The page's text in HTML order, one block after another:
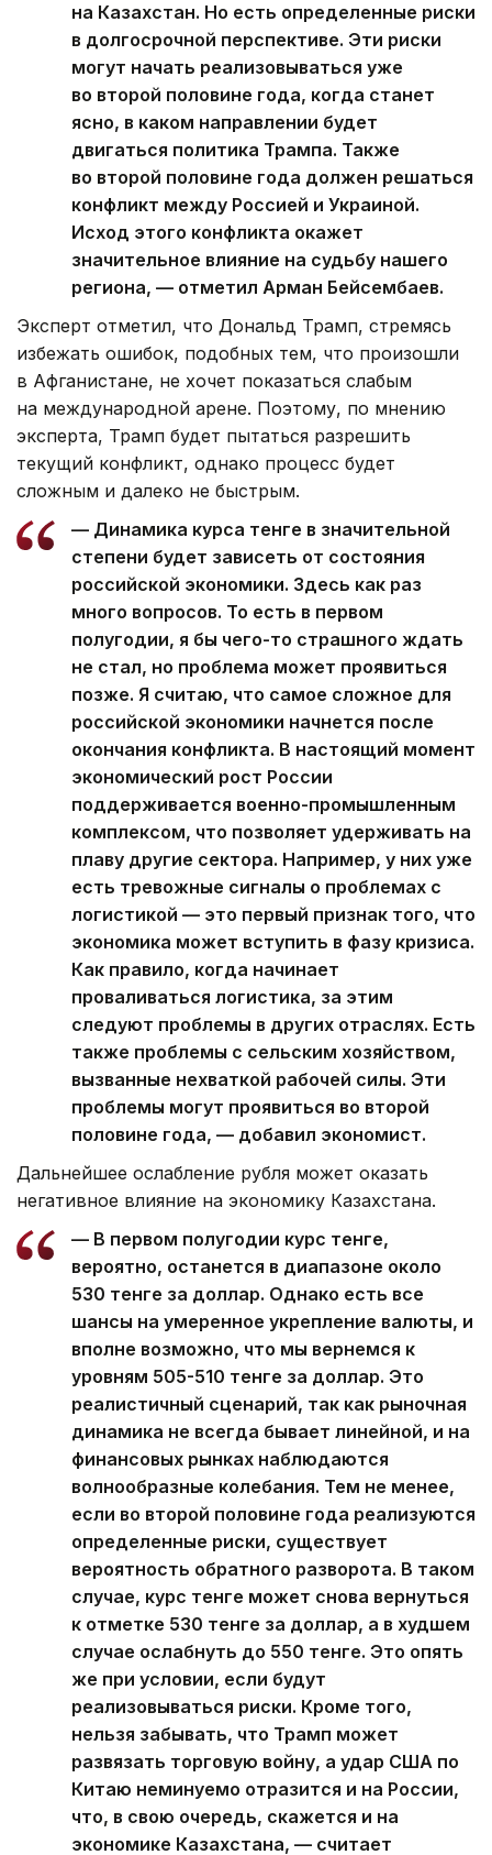
на Казахстан. Но есть определенные риски
в долгосрочной перспективе. Эти риски
могут начать реализовываться уже
во второй половине года, когда станет
ясно, в каком направлении будет
двигаться политика Трампа. Также
во второй половине года должен решаться
конфликт между Россией и Украиной.
Исход этого конфликта окажет
значительное влияние на судьбу нашего
региона, — отметил Арман Бейсембаев.
Эксперт отметил, что Дональд Трамп, стремясь
избежать ошибок, подобных тем, что произошли
в Афганистане, не хочет показаться слабым
на международной арене. Поэтому, по мнению
эксперта, Трамп будет пытаться разрешить
текущий конфликт, однако процесс будет
сложным и далеко не быстрым.
— Динамика курса тенге в значительной
степени будет зависеть от состояния
российской экономики. Здесь как раз
много вопросов. То есть в первом
полугодии, я бы чего-то страшного ждать
не стал, но проблема может проявиться
позже. Я считаю, что самое сложное для
российской экономики начнется после
окончания конфликта. В настоящий момент
экономический рост России
поддерживается военно-промышленным
комплексом, что позволяет удерживать на
плаву другие сектора. Например, у них уже
есть тревожные сигналы о проблемах с
логистикой — это первый признак того, что
экономика может вступить в фазу кризиса.
Как правило, когда начинает
проваливаться логистика, за этим
следуют проблемы в других отраслях. Есть
также проблемы с сельским хозяйством,
вызванные нехваткой рабочей силы. Эти
проблемы могут проявиться во второй
половине года, — добавил экономист.
Дальнейшее ослабление рубля может оказать
негативное влияние на экономику Казахстана.
— В первом полугодии курс тенге,
вероятно, останется в диапазоне около
530 тенге за доллар. Однако есть все
шансы на умеренное укрепление валюты, и
вполне возможно, что мы вернемся к
уровням 505-510 тенге за доллар. Это
реалистичный сценарий, так как рыночная
динамика не всегда бывает линейной, и на
финансовых рынках наблюдаются
волнообразные колебания. Тем не менее,
если во второй половине года реализуются
определенные риски, существует
вероятность обратного разворота. В таком
случае, курс тенге может снова вернуться
к отметке 530 тенге за доллар, а в худшем
случае ослабнуть до 550 тенге. Это опять
же при условии, если будут
реализовываться риски. Кроме того,
нельзя забывать, что Трамп может
развязать торговую войну, а удар США по
Китаю неминуемо отразится и на России,
что, в свою очередь, скажется и на
экономике Казахстана, — считает